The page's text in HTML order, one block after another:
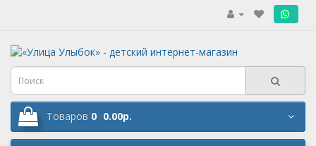
Товаров 0 0.00р.